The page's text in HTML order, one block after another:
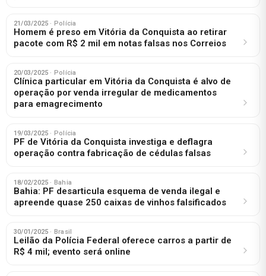
21/03/2025 · Polícia
Homem é preso em Vitória da Conquista ao retirar
pacote com R$ 2 mil em notas falsas nos Correios
20/03/2025 · Polícia
Clínica particular em Vitória da Conquista é alvo de
operação por venda irregular de medicamentos
para emagrecimento
19/03/2025 · Polícia
PF de Vitória da Conquista investiga e deflagra
operação contra fabricação de cédulas falsas
18/02/2025 · Bahia
Bahia: PF desarticula esquema de venda ilegal e
apreende quase 250 caixas de vinhos falsificados
30/01/2025 · Brasil
Leilão da Polícia Federal oferece carros a partir de
R$ 4 mil; evento será online